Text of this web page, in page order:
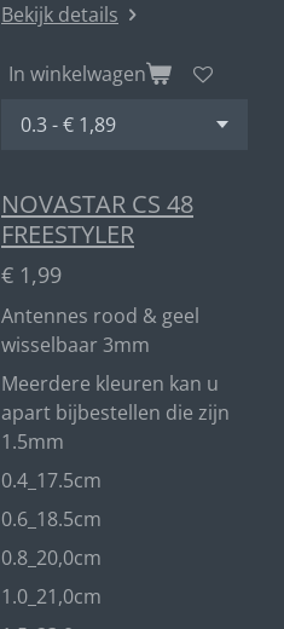
Bekijk details
In winkelwagen
NOVASTAR CS 48
FREESTYLER
€ 1,99
Antennes rood & geel
wisselbaar 3mm
Meerdere kleuren kan u
apart bijbestellen die zijn
1.5mm
0.4_17.5cm
0.6_18.5cm
0.8_20,0cm
1.0_21,0cm